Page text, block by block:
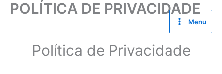
Menu
POLÍTICA DE PRIVACIDADE
Política de Privacidade